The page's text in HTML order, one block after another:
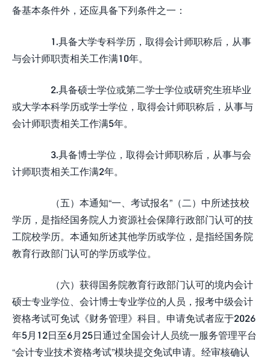
备基本条件外，还应具备下列条件之一：
1.具备大学专科学历，取得会计师职称后，从事
与会计师职责相关工作满10年。
2.具备硕士学位或第二学士学位或研究生班毕业
或大学本科学历或学士学位，取得会计师职称后，从事与
会计师职责相关工作满5年。
3.具备博士学位，取得会计师职称后，从事与会
计师职责相关工作满2年。
（五）本通知“一、考试报名”（二）中所述技校
学历，是指经国务院人力资源社会保障行政部门认可的技
工院校学历。本通知所述其他学历或学位，是指经国务院
教育行政部门认可的学历或学位。
（六）获得国务院教育行政部门认可的境内会计
硕士专业学位、会计博士专业学位的人员，报考中级会计
资格考试可免试《财务管理》科目。申请免试者应于2026
年5月12日至6月25日通过全国会计人员统一服务管理平台
“会计专业技术资格考试”模块提交免试申请。经审核确认